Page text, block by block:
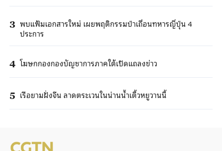
3 พบแฟ้มเอกสารใหม่ เผยพฤติกรรมป่าเถื่อนทหารญี่ปุ่น 4
ประการ
4 โฆษกกองกองบัญชาการภาคใต้เปิดแถลงข่าว
5 เรือยามฝั่งจีน ลาดตระเวนในน่านน้ำเตี้วหยูวานนี้